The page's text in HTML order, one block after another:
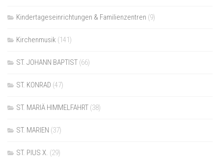
Kindertageseinrichtungen & Familienzentren (9)
Kirchenmusik (141)
ST. JOHANN BAPTIST (66)
ST. KONRAD (47)
ST. MARIÄ HIMMELFAHRT (38)
ST. MARIEN (37)
ST. PIUS X. (29)